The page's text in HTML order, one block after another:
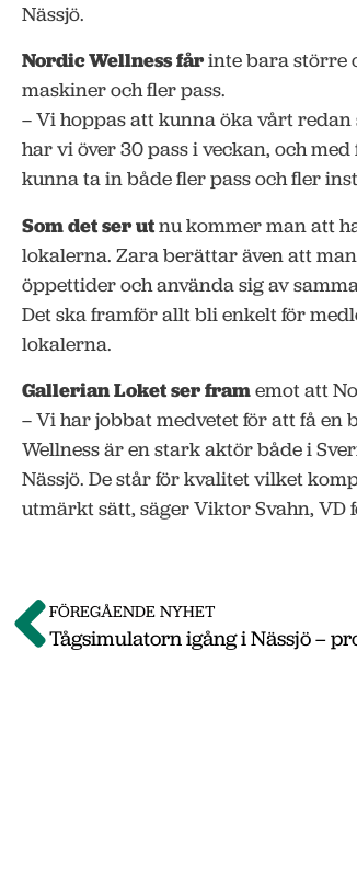
Nässjö.
Nordic Wellness fårinte bara större
maskiner och fler pass.
– Vi hoppas att kunna öka vårt
har vi över 30 pass i veckan, och
kunna ta in både fler pass och fler
Som det ser utnu kommer man att
lokalerna. Zara berättar även att
öppettider och använda sig av
Det ska framför allt bli enkelt för
lokalerna.
Gallerian Loket ser framemot att
– Vi har jobbat medvetet för att få
Wellness är en stark aktör både i
Nässjö. De står för kvalitet vilket
utmärkt sätt, säger Viktor Svahn, VD
FÖREGÅENDE NYHET